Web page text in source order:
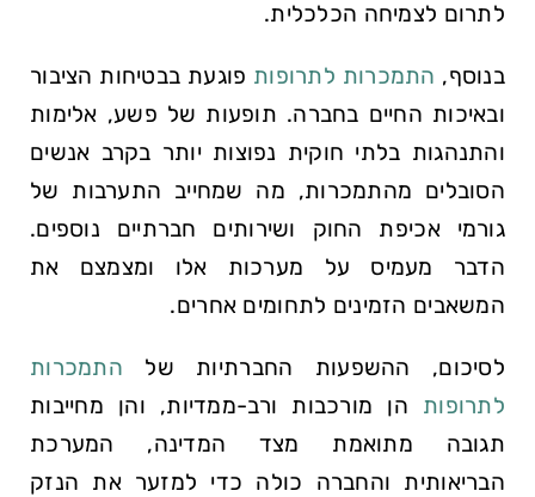
לתרום לצמיחה הכלכלית.
בנוסף, התמכרות לתרופות פוגעת בבטיחות הציבור
ובאיכות החיים בחברה. תופעות של פשע, אלימות
והתנהגות בלתי חוקית נפוצות יותר בקרב אנשים
הסובלים מהתמכרות, מה שמחייב התערבות של
גורמי אכיפת החוק ושירותים חברתיים נוספים.
הדבר מעמיס על מערכות אלו ומצמצם את
המשאבים הזמינים לתחומים אחרים.
לסיכום, ההשפעות החברתיות של התמכרות
לתרופות הן מורכבות ורב-ממדיות, והן מחייבות
תגובה מתואמת מצד המדינה, המערכת
הבריאותית והחברה כולה כדי למזער את הנזק